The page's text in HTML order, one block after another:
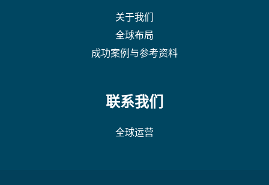
关于我们
全球布局
成功案例与参考资料
联系我们
全球运营